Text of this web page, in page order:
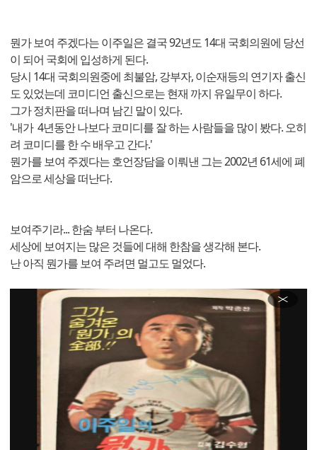
뭔가 보여 주겠다는 이주일은 결국 92년도 14대 국회의원에 당선
이 되어 국회에 입성하게 된다.
당시 14대 국회의원중에 최불암, 강부자, 이순재등의 연기자 출신
도 있었는데 코미디언 출신으로는 현재 까지 유일무이 하다.
그가 정치판을 떠나며 남긴 말이 있다.
'내가 4년동안 나보다 코미디를 잘 하는 사람들을 많이 봤다. 오히
려 코미디를 한 수 배우고 간다.'
뭔가를 보여 주겠다는 호언장담을 이뤄낸 그는 2002년 61세에 폐
암으로 세상을 떠난다.
보여주기라... 한숨 부터 나온다.
세상에 보여지는 많은 것들에 대해 한참을 생각해 본다.
난 아직 뭔가를 보여 주려면 멀고도 멀었다.